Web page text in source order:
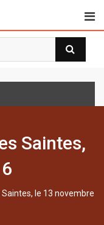
n’est pas une
Saintes,
le 13 novembre